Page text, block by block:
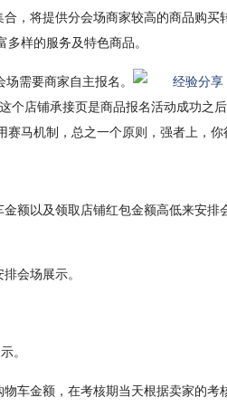
，将提供分会场商家较高的商品购买
样的服务及特色商品。
需要商家自主报名。
个店铺承接页是商品报名活动成功
马机制，总之一个原则，强者上，你
额以及领取店铺红包金额高低来安
会场展示。
。
车金额，在考核期当天根据卖家的